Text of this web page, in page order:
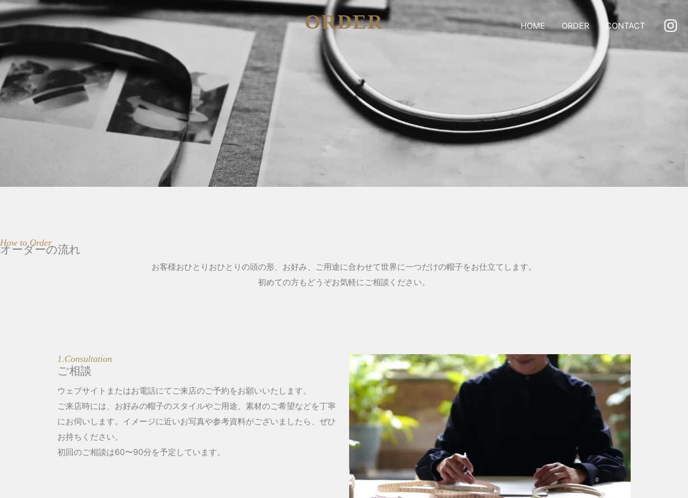
内
容
ス
キ
ッ
プ
HOME ORDER CONTACT
ORDER
How to Order
オーダーの流れ
お客様おひとりおひとりの頭の形、お好み、ご用途に合わせて世界に一つだけの帽子をお仕立てします。
初めての方もどうぞお気軽にご相談ください。
1.Consultation
ご相談
ウェブサイトまたはお電話にてご来店のご予約をお願いいたします。
ご来店時には、お好みの帽子のスタイルやご用途、素材のご希望などを丁寧
にお伺いします。イメージに近いお写真や参考資料がございましたら、ぜひ
お持ちください。
初回のご相談は60〜90分を予定しています。